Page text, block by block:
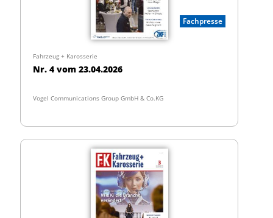
Fachpresse
Fahrzeug + Karosserie
Nr. 4 vom 23.04.2026
Vogel Communications Group GmbH & Co.KG